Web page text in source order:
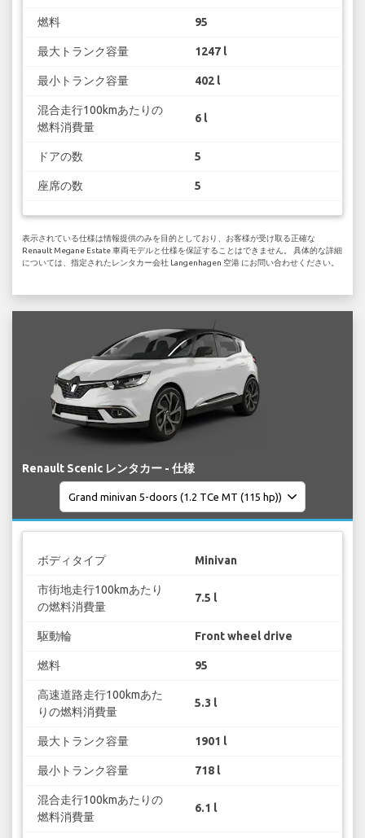
燃料 95
最大トランク容量 1247 l
最小トランク容量 402 l
混合走行100kmあたりの
燃料消費量
6 l
ドアの数 5
座席の数 5
表示されている仕様は情報提供のみを目的としており、お客様が受け取る正確な
Renault Megane Estate 車両モデルと仕様を保証することはできません。 具体的な詳細
については、指定されたレンタカー会社 Langenhagen 空港 にお問い合わせください。
Renault Scenic レンタカー - 仕様
ボディタイプ Minivan
市街地走行100kmあたり
の燃料消費量
7.5 l
駆動輪 Front wheel drive
燃料 95
高速道路走行100kmあた
りの燃料消費量
5.3 l
最大トランク容量 1901 l
最小トランク容量 718 l
混合走行100kmあたりの
燃料消費量
6.1 l